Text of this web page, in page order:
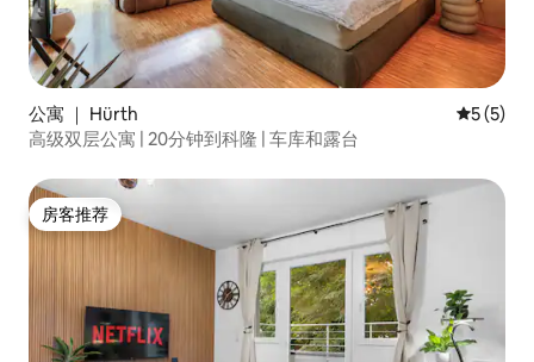
公寓 ｜ Hürth 平均评分
5 (5)
高级双层公寓 | 20分钟到科隆 | 车库和露台
房客推荐
房客推荐